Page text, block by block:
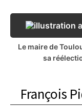
Le maire de
sa
François